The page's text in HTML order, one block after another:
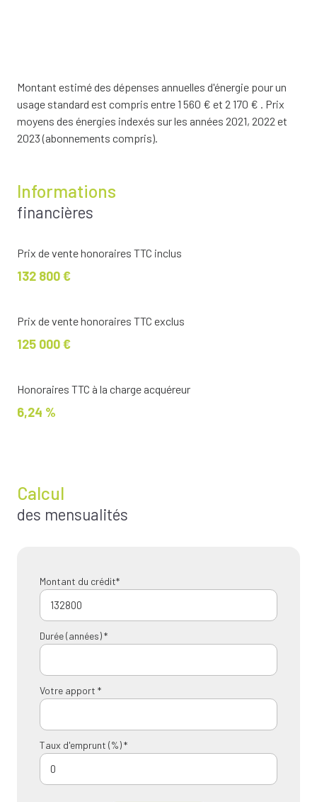
Montant estimé des dépenses annuelles d'énergie pour un
usage standard est compris entre 1 560 € et 2 170 € . Prix
moyens des énergies indexés sur les années 2021, 2022 et
2023 (abonnements compris).
Informations
financières
Prix de vente honoraires TTC inclus
132 800 €
Prix de vente honoraires TTC exclus
125 000 €
Honoraires TTC à la charge acquéreur
6,24 %
Calcul
des mensualités
Montant du crédit*
Durée (années) *
Votre apport *
Taux d'emprunt (%) *